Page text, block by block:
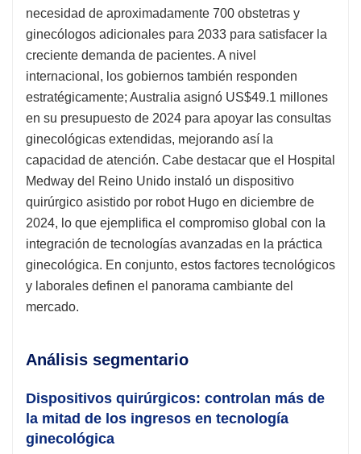
necesidad de aproximadamente 700 obstetras y
ginecólogos adicionales para 2033 para satisfacer la
creciente demanda de pacientes. A nivel
internacional, los gobiernos también responden
estratégicamente; Australia asignó US$49.1 millones
en su presupuesto de 2024 para apoyar las consultas
ginecológicas extendidas, mejorando así la
capacidad de atención. Cabe destacar que el Hospital
Medway del Reino Unido instaló un dispositivo
quirúrgico asistido por robot Hugo en diciembre de
2024, lo que ejemplifica el compromiso global con la
integración de tecnologías avanzadas en la práctica
ginecológica. En conjunto, estos factores tecnológicos
y laborales definen el panorama cambiante del
mercado.
Análisis segmentario
Dispositivos quirúrgicos: controlan más de
la mitad de los ingresos en tecnología
ginecológica